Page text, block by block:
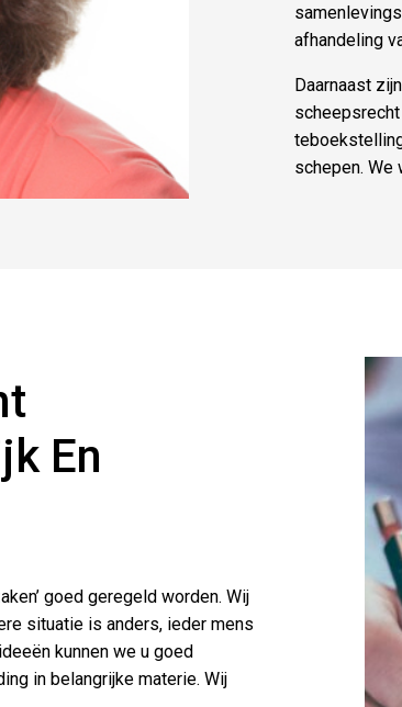
afhandeling
Daarnaast
schepen. We
En
goed geregeld worden. Wij
situatie is anders, ieder mens
kunnen we u goed
in belangrijke materie. Wij